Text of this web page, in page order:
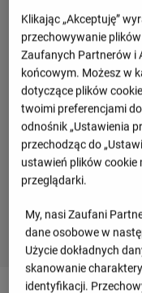
Klikając „Akceptuję”
przechowywanie
Zaufanych Partnerów i
końcowym. Możesz w
dotyczące plików
twoimi preferencjami
odnośnik „Ustawienia
przechodząc do
ustawień plików cookie
przeglądarki.
My, nasi Zaufani
dane osobowe w
Użycie dokładnych
skanowanie
identyfikacji.